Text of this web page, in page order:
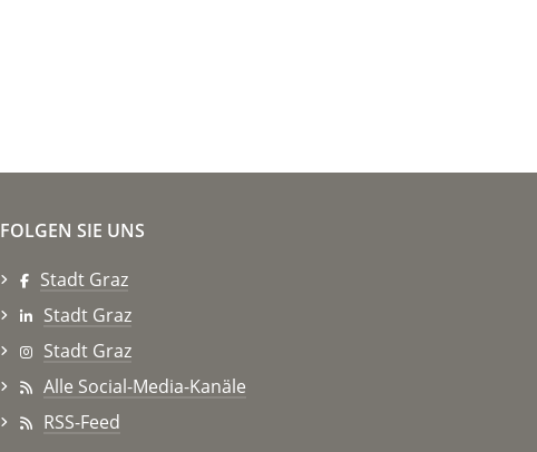
FOLGEN SIE UNS
Stadt Graz
Stadt Graz
Stadt Graz
Alle Social-Media-Kanäle
RSS-Feed